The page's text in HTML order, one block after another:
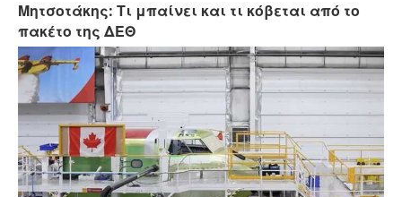
Μητσοτάκης: Τι μπαίνει και τι κόβεται από το
πακέτο της ΔΕΘ